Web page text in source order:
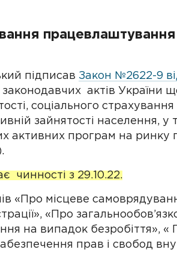
працевлаштування
підписав Закон №2622-9
актів України
соціального
зайнятості населення, у
активних програм на ринку
чинності з 29.10.22.
«Про місцеве
«Про
на випадок безробіття», «
прав і свобод